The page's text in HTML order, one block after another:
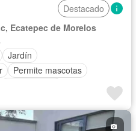
Destacado
Ecatepec de Morelos
Jardín
Permite mascotas